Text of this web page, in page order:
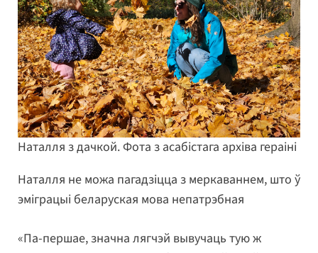
Наталля з дачкой. Фота з асабістага архіва гераіні
Наталля не можа пагадзіцца з меркаваннем, што ў
эміграцыі беларуская мова непатрэбная
«Па-першае, значна лягчэй вывучаць тую ж